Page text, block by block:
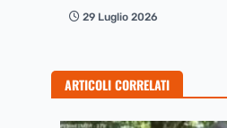
29 Luglio 2026
ARTICOLI CORRELATI